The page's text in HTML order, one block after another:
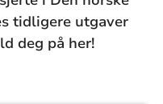
tidligere utgaver
deg på her!